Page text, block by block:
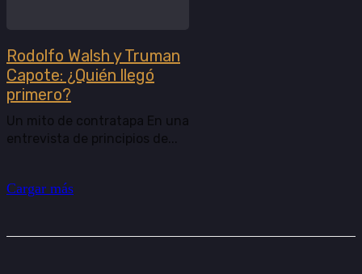
Rodolfo Walsh y Truman
Capote: ¿Quién llegó
primero?
Un mito de contratapa En una
entrevista de principios de...
Cargar más